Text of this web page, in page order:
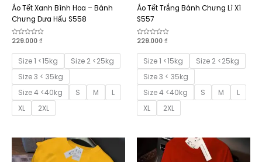
Áo Tết Xanh Bình Hoa – Bánh
Chưng Dưa Hấu S558
Được
hạng
sao
229.000 ₫
Size 1 <15kg
Size 2 <25kg
Size 3 < 35kg
Size 4 <40kg
S M
L
XL
2XL
Áo Tết Trắng Bánh Chưng Lì Xì
S557
Được
hạng
sao
229.000 ₫
Size 1 <15kg
Size 2 <25kg
Size 3 < 35kg
Size 4 <40kg
S M
L
XL
2XL